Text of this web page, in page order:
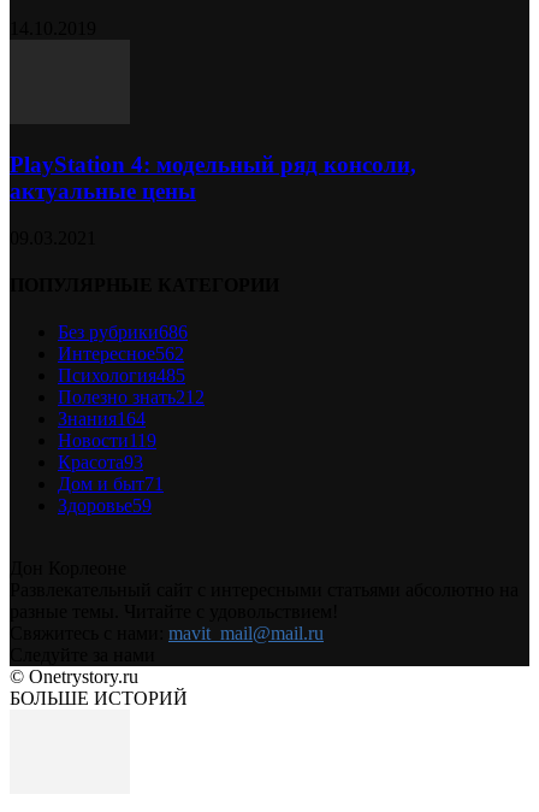
PlayStation 4: модельный ряд консоли,
актуальные цены
Без рубрики686
Интересное562
Психология485
Полезно знать212
Знания164
Новости119
Красота93
Дом и быт71
Здоровье59
mavit_mail@mail.ru
© Onetrystory.ru
БОЛЬШЕ ИСТОРИЙ